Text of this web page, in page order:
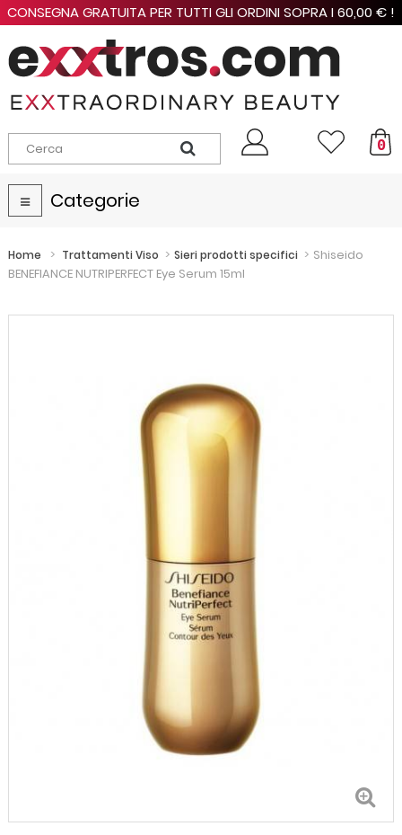
CONSEGNA GRATUITA PER TUTTI GLI ORDINI SOPRA I 60,00 € !
0
Navigazione
Toggle
Categorie
Home > Trattamenti Viso > Sieri prodotti specifici > Shiseido
BENEFIANCE NUTRIPERFECT Eye Serum 15ml